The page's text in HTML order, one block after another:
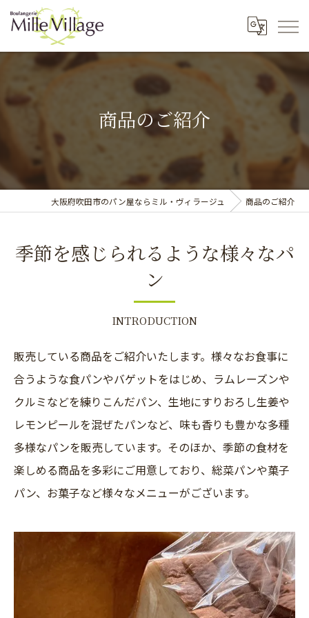
商品のご紹介
大阪府吹田市のパン屋ならミル・ヴィラージュ 商品のご紹介
季節を感じられるような様々なパ
ン
INTRODUCTION
販売している商品をご紹介いたします。様々なお食事に
合うような食パンやバゲットをはじめ、ラムレーズンや
クルミなどを練りこんだパン、生地にすりおろし生姜や
レモンピールを混ぜたパンなど、味も香りも豊かな多種
多様なパンを販売しています。そのほか、季節の食材を
楽しめる商品を多彩にご用意しており、総菜パンや菓子
パン、お菓子など様々なメニューがございます。